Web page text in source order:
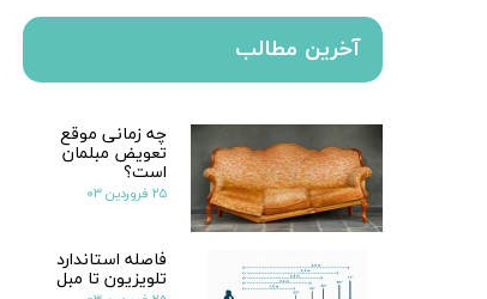
سرویس خواب آینه ای
سرویس خواب سفید
سیسمونی کمد و بوفه
آخرین مطالب
چه زمانی موقع
تعویض مبلمان
است؟
۲۵ فروردین ۰۳
فاصله استاندارد
تلویزیون تا مبل